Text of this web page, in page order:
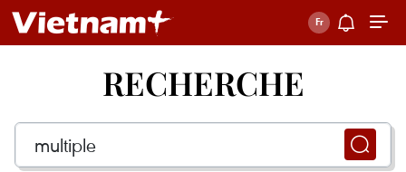
RECHERCHE